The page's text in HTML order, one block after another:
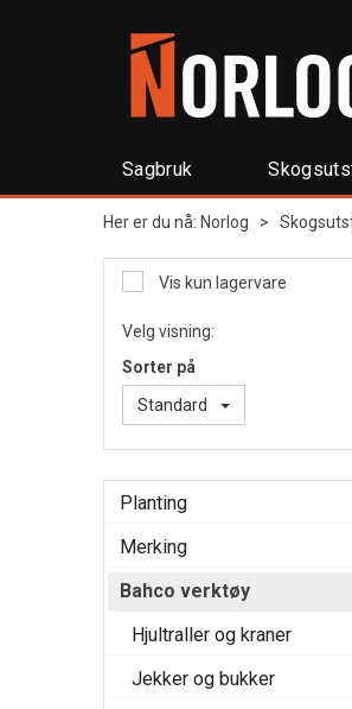
Sagbruk
Her er du nå: Norlog >
Vis kun lagervare
Velg visning:
Sorter på
Standard
Planting
Merking
Bahco verktøy
Hjultraller og kraner
Jekker og bukker